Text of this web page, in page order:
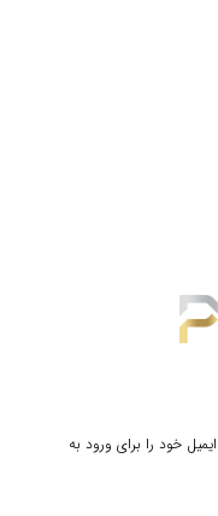
خود را برای ورود به